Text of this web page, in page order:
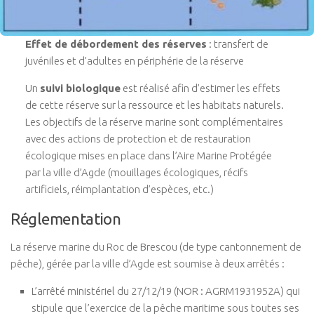
Effet de débordement des réserves : transfert de
juvéniles et d’adultes en périphérie de la réserve
Un suivi biologiqueest réalisé afin d’estimer les effets
de cette réserve sur la ressource et les habitats naturels.
Les objectifs de la réserve marine sont complémentaires
avec des actions de protection et de restauration
écologique mises en place dans l’Aire Marine Protégée
par la ville d’Agde (mouillages écologiques, récifs
artificiels, réimplantation d’espèces, etc.)
Réglementation
La réserve marine du Roc de Brescou (de type cantonnement de
pêche), gérée par la ville d’Agde est soumise à deux arrêtés :
L’arrêté ministériel du 27/12/19 (NOR : AGRM1931952A) qui
stipule que l’exercice de la pêche maritime sous toutes ses